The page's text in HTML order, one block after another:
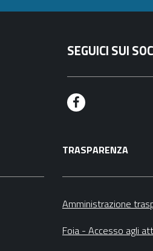
SEGUICI SUI
F
c
e
o
TRASPARENZA
Amministrazione
Foia - Accesso agli